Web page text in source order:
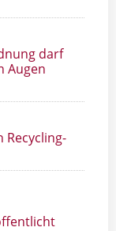
darf
Augen